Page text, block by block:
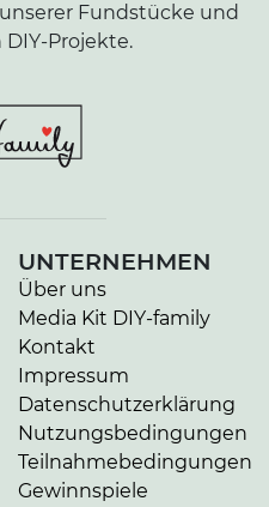
Fundstücke und
Projekte.
UNTERNEHMEN
Über uns
Media Kit DIY-family
Kontakt
Impressum
Datenschutzerklärung
Nutzungsbedingungen
Teilnahmebedingungen
Gewinnspiele